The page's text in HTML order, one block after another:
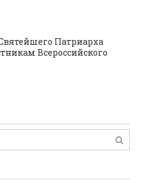
Патриарха
Всероссийского